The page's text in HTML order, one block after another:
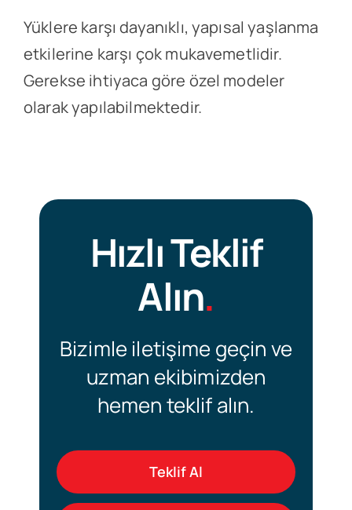
Yüklere karşı dayanıklı, yapısal yaşlanma
etkilerine karşı çok mukavemetlidir.
Gerekse ihtiyaca göre özel modeler
olarak yapılabilmektedir.
Hızlı Teklif
Alın.
Bizimle iletişime geçin ve
uzman ekibimizden
hemen teklif alın.
Teklif Al